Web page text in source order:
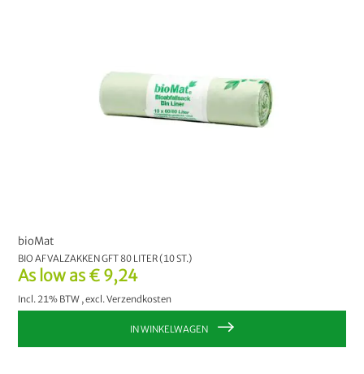
As low as € 9,24
Incl. 21% BTW ,excl.Verzendkosten
bioMat
BIO AFVALZAKKEN GFT 80 LITER (10 ST.)
IN WINKELWAGEN